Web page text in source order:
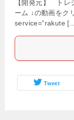
【開発元】 トレ
ーム ↓の動画をク
service=”rakute
Tweet